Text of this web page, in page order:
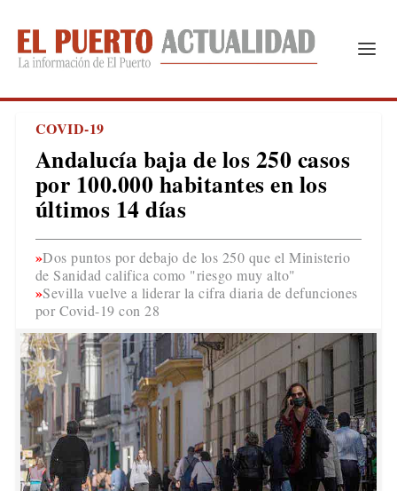
COVID-19
Andalucía baja de los 250 casos
por 100.000 habitantes en los
últimos 14 días
Dos puntos por debajo de los 250 que el Ministerio
de Sanidad califica como "riesgo muy alto"
Sevilla vuelve a liderar la cifra diaria de defunciones
por Covid-19 con 28